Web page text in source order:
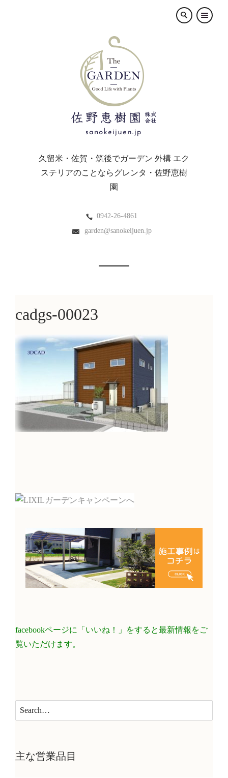
×
久留米・佐賀・筑後でガーデン 外構 エク
ステリアのことならグレンタ・佐野恵樹
園
0942-26-4861
garden@sanokeijuen.jp
cadgs-00023
facebookページに「いいね！」をすると最新情報をご
覧いただけます。
主な営業品目